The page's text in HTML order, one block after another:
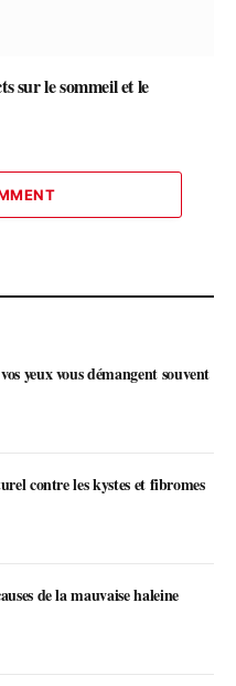
sur le sommeil et le
yeux vous démangent souvent
contre les kystes et fibromes
de la mauvaise haleine